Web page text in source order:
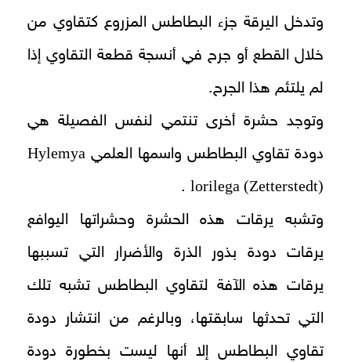
وتدخل اليرقة جزء البطاطس المزروع كتقاوي من
خلال القطع أو جرح في أنسجة قطعة التقاوي إذا
لم يلتئم هذا الجرح.
وتوجد حشرة أخرى تنتمي لنفس الفصيلة هي
دودة تقاوي البطاطس واسمها العلمي Hylemya
lorilega (Zetterstedt)
.
وتشبه يرقات هذه الحشرة وحشراتها اليوافع
يرقات دودة بذور الذرة والأضرار التي تسببها
يرقات هذه الآفة لتقاوي البطاطس تشبه تلك
التي تحدثها سابقتها، وبالرغم من انتشار دودة
تقاوي البطاطس إلا أنها ليست بخطورة دودة